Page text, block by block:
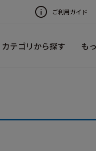
ご利用ガイド
カテゴリから探す も